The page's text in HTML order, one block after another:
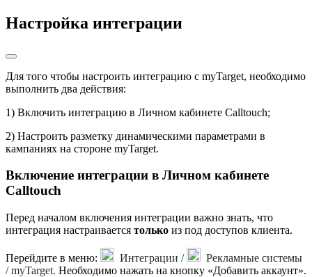
Настройка интеграции
Для того чтобы настроить интеграцию с myTarget, необходимо
выполнить два действия:
1) Включить интеграцию в Личном кабинете Calltouch;
2) Настроить разметку динамическими параметрами в
кампаниях на стороне myTarget.
Включение интеграции в Личном кабинете
Calltouch
Перед началом включения интеграции важно знать, что
интеграция настраивается только из под доступов клиента.
Перейдите в меню: Интеграции /
Рекламные системы
/ myTarget. Необходимо нажать на кнопку «Добавить аккаунт».